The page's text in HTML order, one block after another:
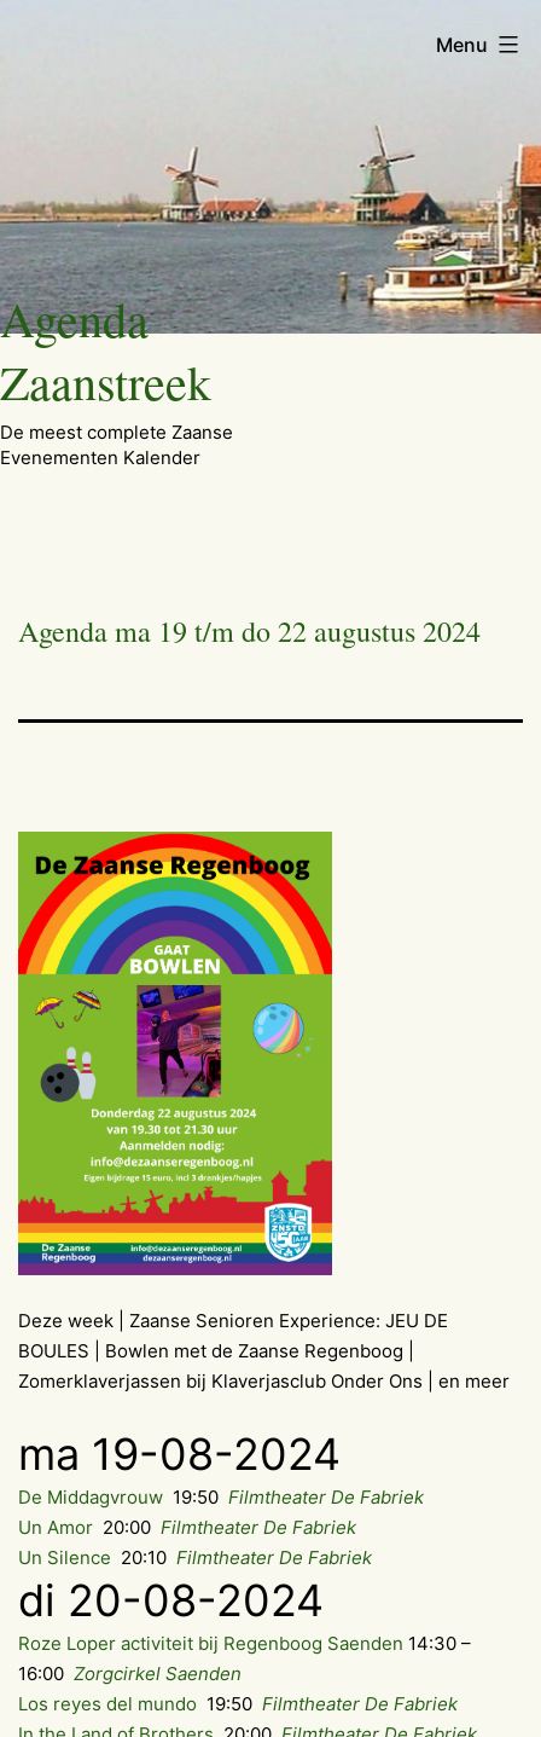
Ga
naar
de
inhoud
Agenda
Zaanstreek
De meest complete Zaanse
Evenementen Kalender
Menu
Agenda ma 19 t/m do 22 augustus 2024
Deze week | Zaanse Senioren Experience: JEU DE
BOULES | Bowlen met de Zaanse Regenboog |
Zomerklaverjassen bij Klaverjasclub Onder Ons | en meer
ma 19-08-2024
De Middagvrouw 19:50 Filmtheater De Fabriek
Un Amor 20:00 Filmtheater De Fabriek
Un Silence 20:10 Filmtheater De Fabriek
di 20-08-2024
Roze Loper activiteit bij Regenboog Saenden 14:30 –
16:00 Zorgcirkel Saenden
Los reyes del mundo 19:50 Filmtheater De Fabriek